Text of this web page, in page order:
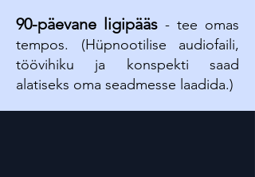
90-päevane ligipääs - tee omas
tempos. (Hüpnootilise audiofaili,
töövihiku ja konspekti saad
alatiseks oma seadmesse laadida.)